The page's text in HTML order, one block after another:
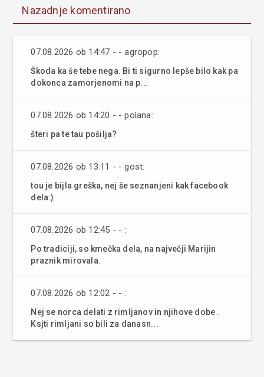
Nazadnje komentirano
07.08.2026 ob 14:47 - - agropop:
Škoda ka še tebe nega. Bi ti sigurno lepše bilo kak pa
dokonca zamorjenomi na p...
07.08.2026 ob 14:20 - - polana:
šteri pa te tau pošilja?
07.08.2026 ob 13:11 - - gost:
tou je bijla greška, nej še seznanjeni kak facebook
dela:)
07.08.2026 ob 12:45 - - :
Po tradiciji, so kmečka dela, na največji Marijin
praznik mirovala.
07.08.2026 ob 12:02 - - :
Nej se norca delati z rimljanov in njihove dobe .
Ksjti rimljani so bili za danasn...